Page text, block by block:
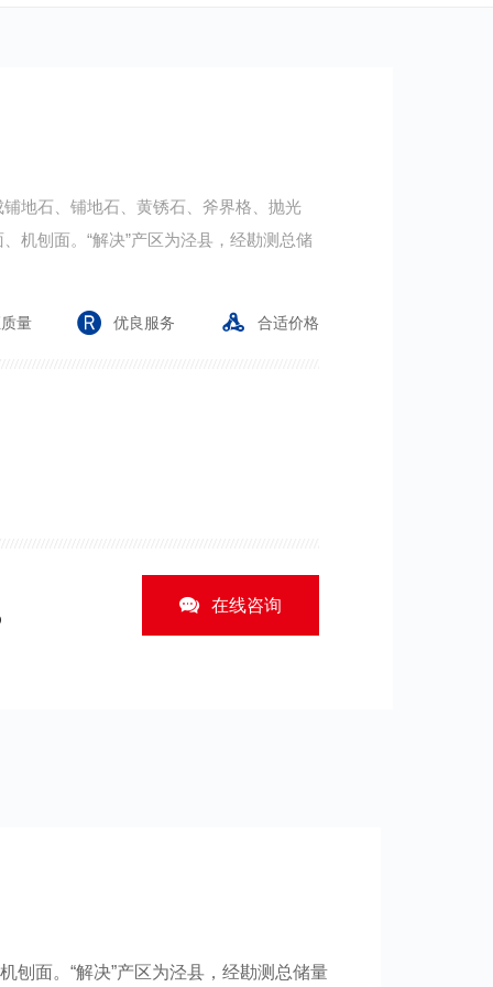
地石、铺地石、黄锈石、斧界格、抛光
机刨面。“解决”产区为泾县，经勘测总储
量 优良服务 合适价格
在线咨询
刨面。“解决”产区为泾县，经勘测总储量